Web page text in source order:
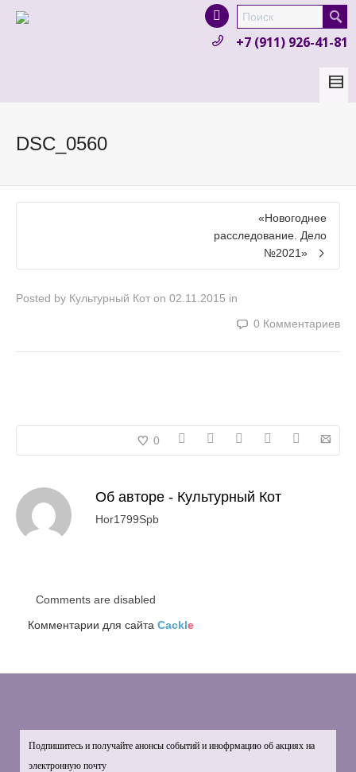
product in a size size .
colour items.
+7 (911) 926-41-81
DSC_0560
«Новогоднее
расследование. Дело
№2021»
Posted by Культурный Кот on 02.11.2015 in
0 Комментариев
0
Об авторе - Культурный Кот
Hor1799Spb
Comments are disabled
Комментарии для сайта Cackle
Подпишитесь и получайте анонсы событий и инофрмацию об акциях на
электронную почту